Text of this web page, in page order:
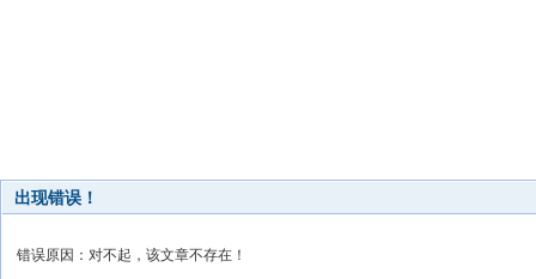
出现错误！
错误原因：对不起，该文章不存在！